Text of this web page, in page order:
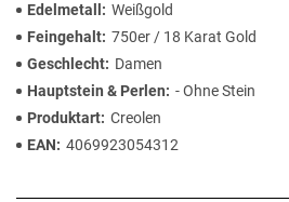
Edelmetall
Weißgold
Feingehalt 750er / 18 Karat Gold
Geschlecht
Damen
Hauptstein & Perlen
- Ohne Stein
Produktart Creolen
EAN
4069923054312